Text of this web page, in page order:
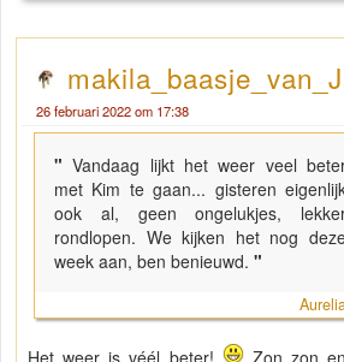
26 februari 2022 om 17:38
"Vandaag lijkt het weer veel
met Kim te gaan... gisteren
ook al, geen ongelukjes,
rondlopen. We kijken het nog
week aan, ben benieuwd. "
Aurelia
Het weer is véél beter!
Zon zon en